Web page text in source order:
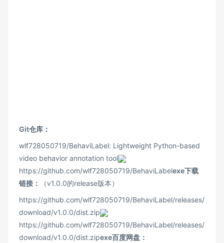
Git仓库：
wlf728050719/BehaviLabel: Lightweight Python-based
video behavior annotation tool
https://github.com/wlf728050719/BehaviLabelexe下载
链接：
（v1.0.0的release版本）
https://github.com/wlf728050719/BehaviLabel/releases/
download/v1.0.0/dist.zip
https://github.com/wlf728050719/BehaviLabel/releases/
download/v1.0.0/dist.zipexe百度网盘：